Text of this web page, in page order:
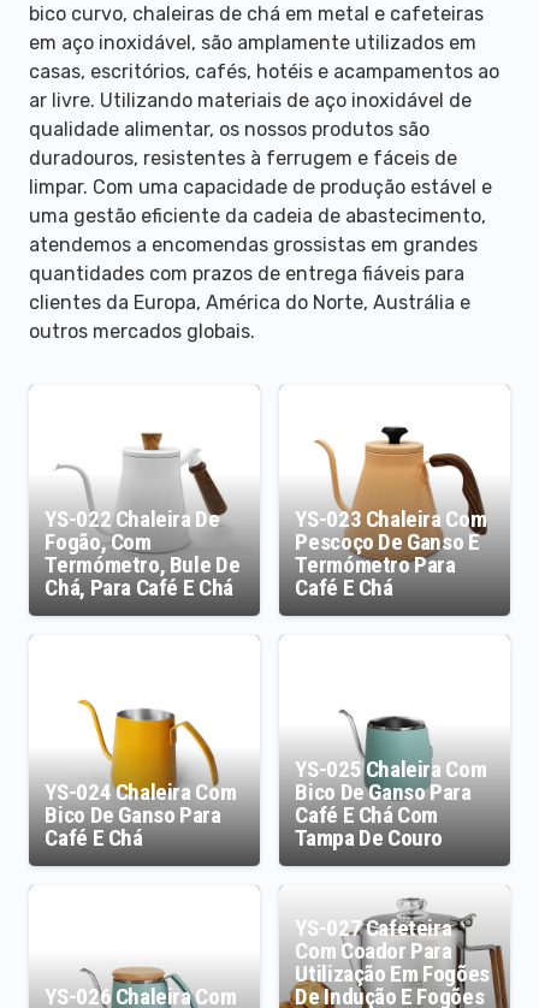
bico curvo, chaleiras de chá em metal e cafeteiras
em aço inoxidável, são amplamente utilizados em
casas, escritórios, cafés, hotéis e acampamentos ao
ar livre. Utilizando materiais de aço inoxidável de
qualidade alimentar, os nossos produtos são
duradouros, resistentes à ferrugem e fáceis de
limpar. Com uma capacidade de produção estável e
uma gestão eficiente da cadeia de abastecimento,
atendemos a encomendas grossistas em grandes
quantidades com prazos de entrega fiáveis para
clientes da Europa, América do Norte, Austrália e
outros mercados globais.
YS-022 Chaleira De
Fogão, Com
Termómetro, Bule De
Chá, Para Café E Chá
YS-023 Chaleira Com
Pescoço De Ganso E
Termómetro Para
Café E Chá
YS-024 Chaleira Com
Bico De Ganso Para
Café E Chá
YS-025 Chaleira Com
Bico De Ganso Para
Café E Chá Com
Tampa De Couro
YS-026 Chaleira Com
YS-027 Cafeteira
Com Coador Para
Utilização Em Fogões
De Indução E Fogões